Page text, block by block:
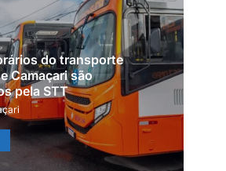
do transporte
Camaçari são
pela STT